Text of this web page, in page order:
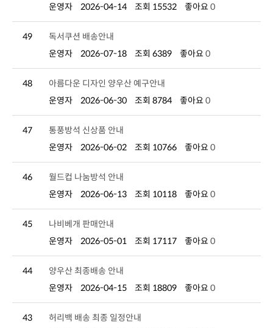
운영자
2026-04-14 조회 15532 좋아요 0
49
독서쿠션 배송안내
운영자
2026-07-18 조회 6389 좋아요 0
48
아름다운 디자인 양우산 예구안내
운영자
2026-06-30 조회 8784 좋아요 0
47
통풍방석 신상품 안내
운영자
2026-06-02 조회 10766 좋아요 0
46
월드컵 나눔방석 안내
운영자
2026-06-13 조회 10118 좋아요 0
45
나비베개 판매안내
운영자
2026-05-01 조회 17117 좋아요 0
44
양우산 최종배송 안내
운영자
2026-04-15 조회 18809 좋아요 0
43
허리백 배송 최종 일정안내